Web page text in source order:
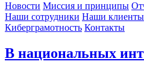
Новости Миссия и принципы
Наши сотрудники Наши клиенты
Киберграмотность Контакты
В национальных